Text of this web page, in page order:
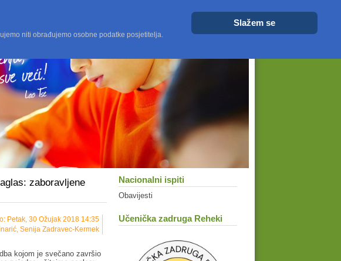
Resetiraj Manje
zaboravljene
Petak, 30 Ožujak 2018 14:35
Senija Zadravec-Kermek
kojom je svečano završio
Nacionalni ispiti
Obavijesti
Učenička zadruga Reheki
niti obrađujemo osobne podatke posjetitelja.
Slažem se